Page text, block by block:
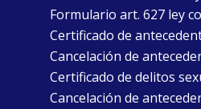
Formulario art. 627 ley
Certificado de
Cancelación de
Certificado de delitos
Cancelación de